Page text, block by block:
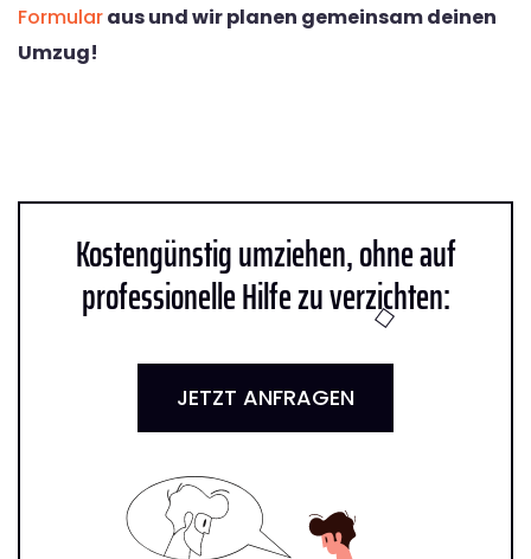
Formularaus und wir planen gemeinsam deinen
Umzug!
Kostengünstig umziehen, ohne auf
professionelle Hilfe zu verzichten:
JETZT ANFRAGEN